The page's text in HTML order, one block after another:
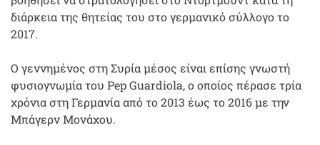
διάρκεια της θητείας του στο γερμανικό σύλλογο το
2017.
Ο γεννημένος στη Συρία μέσος είναι επίσης γνωστή
φυσιογνωμία του Pep Guardiola, ο οποίος πέρασε τρία
χρόνια στη Γερμανία από το 2013 έως το 2016 με την
Μπάγερν Μονάχου.